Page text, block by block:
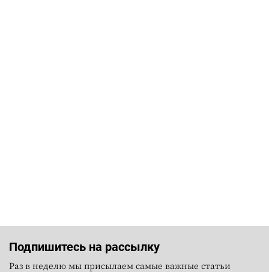
Подпишитесь на рассылку
Раз в неделю мы присылаем самые важные статьи